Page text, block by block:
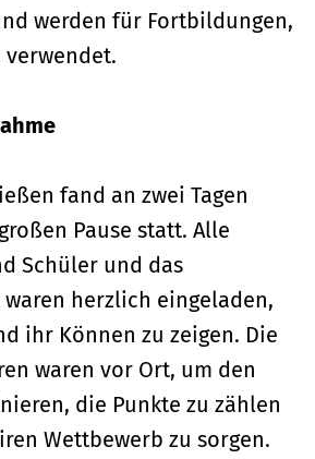
werden für Fortbildungen,
fand an zwei Tagen
Pause statt. Alle
Schüler und das
herzlich eingeladen,
ihr Können zu zeigen. Die
waren vor Ort, um den
die Punkte zu zählen
Wettbewerb zu sorgen.